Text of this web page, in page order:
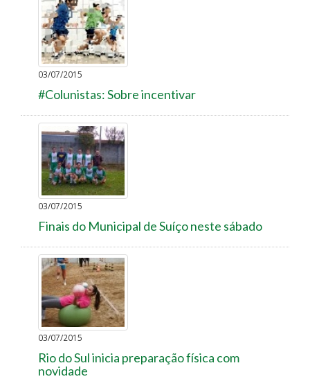
03/07/2015
#Colunistas: Sobre incentivar
03/07/2015
Finais do Municipal de Suíço neste sábado
03/07/2015
Rio do Sul inicia preparação física com
novidade